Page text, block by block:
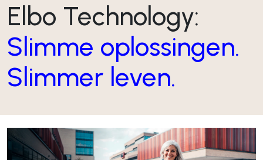
Elbo Technology:
Slimme oplossingen.
Slimmer leven.